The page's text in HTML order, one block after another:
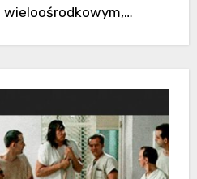
wieloośrodkowym,